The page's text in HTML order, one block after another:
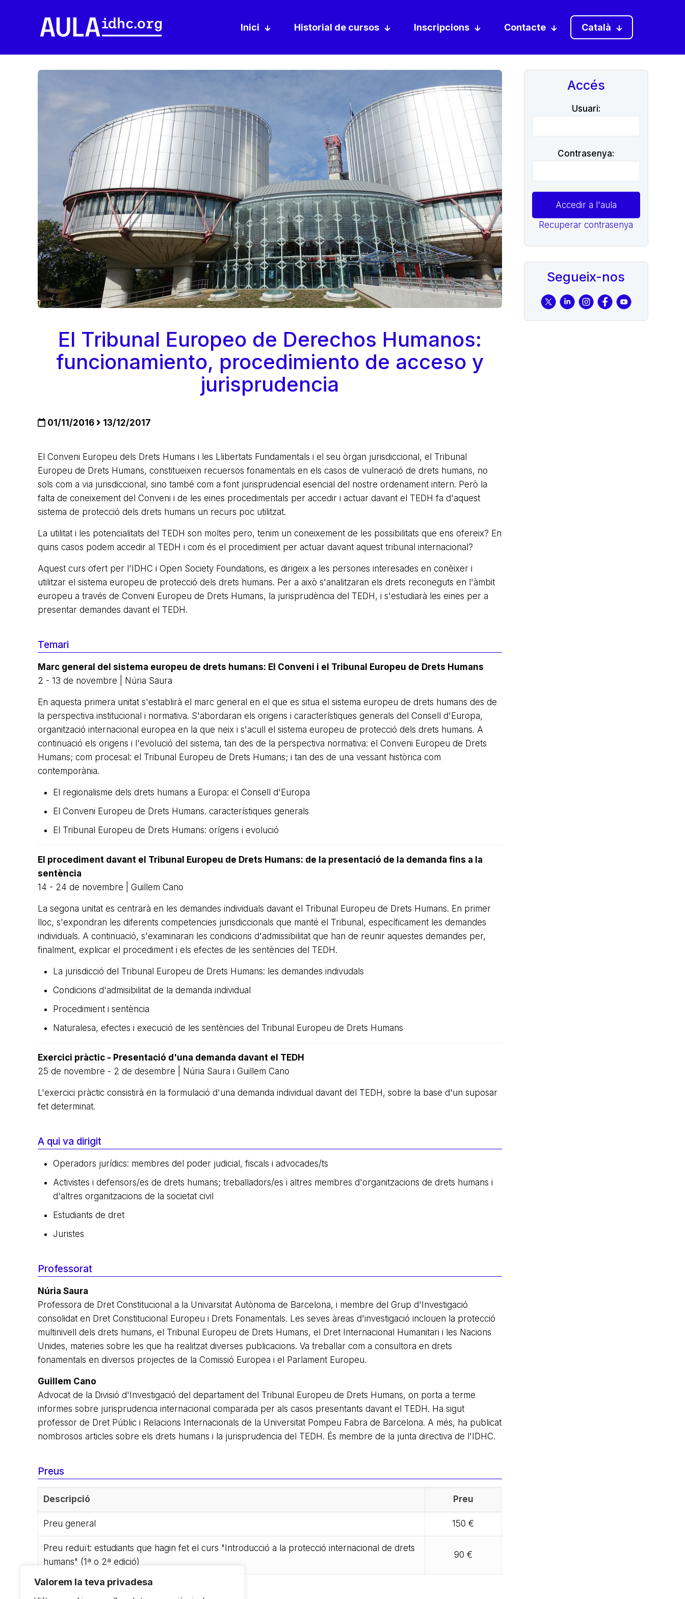
Valorem la teva privadesa
Inici Historial de cursos Inscripcions Contacte Català
El Tribunal Europeo de Derechos Humanos:
funcionamiento, procedimiento de acceso y
jurisprudencia
01/11/2016 13/12/2017
El Conveni Europeu dels Drets Humans i les Llibertats Fundamentals i el seu òrgan jurisdiccional, el Tribunal
Europeu de Drets Humans, constitueixen recuersos fonamentals en els casos de vulneració de drets humans, no
sols com a via jurisdiccional, sino també com a font jurisprudencial esencial del nostre ordenament intern. Però la
falta de coneixement del Conveni i de les eines procedimentals per accedir i actuar davant el TEDH fa d'aquest
sistema de protecció dels drets humans un recurs poc utilitzat.
La utilitat i les potencialitats del TEDH son moltes pero, tenim un coneixement de les possibilitats que ens ofereix? En
quins casos podem accedir al TEDH i com és el procedimient per actuar davant aquest tribunal internacional?
Aquest curs ofert per l'IDHC i Open Society Foundations, es dirigeix a les persones interesades en conèixer i
utilitzar el sistema europeu de protecció dels drets humans. Per a això s'analitzaran els drets reconeguts en l'àmbit
europeu a través de Conveni Europeu de Drets Humans, la jurisprudència del TEDH, i s'estudiarà les eines per a
presentar demandes davant el TEDH.
Temari
Marc general del sistema europeu de drets humans: El Conveni i el Tribunal Europeu de Drets Humans
2 - 13 de novembre | Núria Saura
En aquesta primera unitat s'establirà el marc general en el que es situa el sistema europeu de drets humans des de
la perspectiva institucional i normativa. S'abordaran els origens i característiques generals del Consell d'Europa,
organització internacional europea en la que neix i s'acull el sistema europeu de protecció dels drets humans. A
continuació els origens i l'evolució del sistema, tan des de la perspectiva normativa: el Conveni Europeu de Drets
Humans; com procesal: el Tribunal Europeu de Drets Humans; i tan des de una vessant històrica com
contemporània.
El regionalisme dels drets humans a Europa: el Consell d'Europa
El Conveni Europeu de Drets Humans. característiques generals
El Tribunal Europeu de Drets Humans: orígens i evolució
El procediment davant el Tribunal Europeu de Drets Humans: de la presentació de la demanda fins a la
sentència
14 - 24 de novembre | Guillem Cano
La segona unitat es centrarà en les demandes individuals davant el Tribunal Europeu de Drets Humans. En primer
lloc, s'expondran les diferents competencies jurisdiccionals que manté el Tribunal, específicament les demandes
individuals. A continuació, s'examinaran les condicions d'admissibilitat que han de reunir aquestes demandes per,
finalment, explicar el procediment i els efectes de les sentències del TEDH.
La jurisdicció del Tribunal Europeu de Drets Humans: les demandes indivudals
Condicions d'admisibilitat de la demanda individual
Procedimient i sentència
Naturalesa, efectes i execució de les sentències del Tribunal Europeu de Drets Humans
Exercici pràctic - Presentació d'una demanda davant el TEDH
25 de novembre - 2 de desembre | Núria Saura i Guillem Cano
L'exercici pràctic consistirà en la formulació d'una demanda individual davant del TEDH, sobre la base d'un suposar
fet determinat.
A qui va dirigit
Operadors jurídics: membres del poder judicial, fiscals i advocades/ts
Activistes i defensors/es de drets humans; treballadors/es i altres membres d'organitzacions de drets humans i
d'altres organitzacions de la societat civil
Estudiants de dret
Juristes
Professorat
Núria Saura
Professora de Dret Constitucional a la Univarsitat Autònoma de Barcelona, i membre del Grup d'Investigació
consolidat en Dret Constitucional Europeu i Drets Fonamentals. Les seves àreas d'investigació inclouen la protecció
multinivell dels drets humans, el Tribunal Europeu de Drets Humans, el Dret Internacional Humanitari i les Nacions
Unides, materies sobre les que ha realitzat diverses publicacions. Va treballar com a consultora en drets
fonamentals en diversos projectes de la Comissió Europea i el Parlament Europeu.
Guillem Cano
Advocat de la Divisió d'Investigació del departament del Tribunal Europeu de Drets Humans, on porta a terme
informes sobre jurisprudencia internacional comparada per als casos presentants davant el TEDH. Ha sigut
professor de Dret Públic i Relacions Internacionals de la Universitat Pompeu Fabra de Barcelona. A més, ha publicat
nombrosos articles sobre els drets humans i la jurisprudencia del TEDH. És membre de la junta directiva de l'IDHC.
Preus
Descripció Preu
Preu general 150 €
Preu reduït: estudiants que hagin fet el curs "Introducció a la protecció internacional de drets
humans" (1ª o 2ª edició)
90 €
Accés
Usuari:
Contrasenya:
Recuperar contrasenya
Segueix-nos